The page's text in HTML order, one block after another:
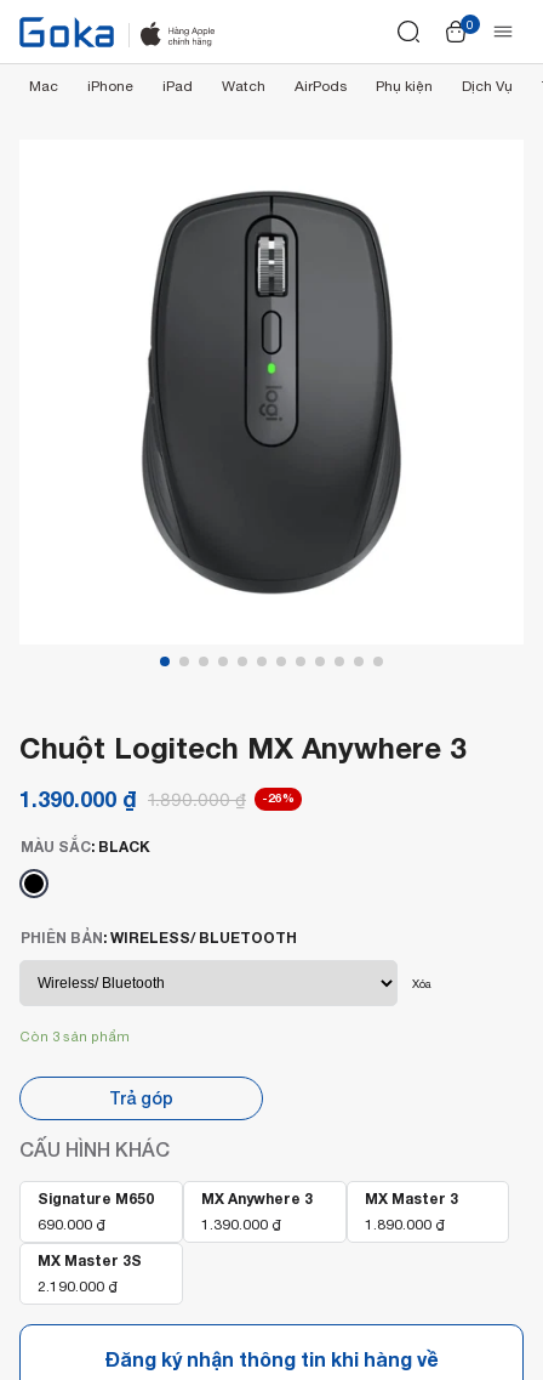
0
Mac iPhone iPad Watch AirPods Phụ kiện Dịch Vụ
Chuột Logitech MX Anywhere 3
1.890.000₫
1.390.000 ₫ -26%
MÀU SẮC: BLACK
PHIÊN BẢN: WIRELESS/ BLUETOOTH
Xóa
Còn 3 sản phẩm
Trả góp
CẤU HÌNH KHÁC
Signature M650
690.000 ₫
MX Anywhere 3
1.390.000 ₫
MX Master 3
1.890.000 ₫
MX Master 3S
2.190.000 ₫
Đăng ký nhận thông tin khi hàng về